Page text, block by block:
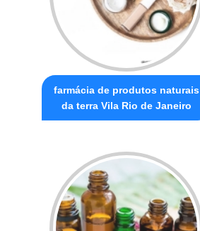
farmácia de produtos naturais
da terra Vila Rio de Janeiro